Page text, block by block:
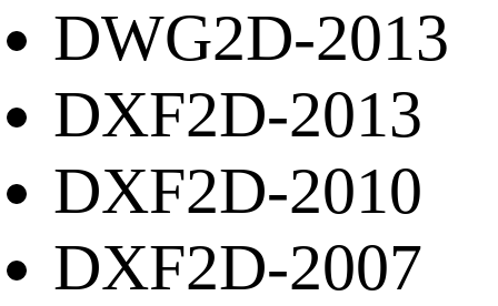
DWG2D-2013
DXF2D-2013
DXF2D-2010
DXF2D-2007